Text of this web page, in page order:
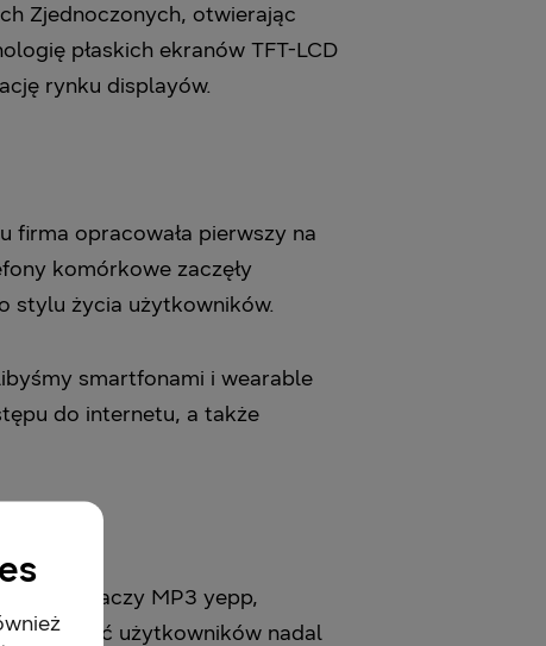
Zjednoczonych, otwierając
płaskich ekranów TFT-LCD
rynku displayów.
firma opracowała pierwszy na
komórkowe zaczęły
stylu życia użytkowników.
smartfonami i wearable
do internetu, a także
odtwarzaczy MP3 yepp,
większość użytkowników nadal